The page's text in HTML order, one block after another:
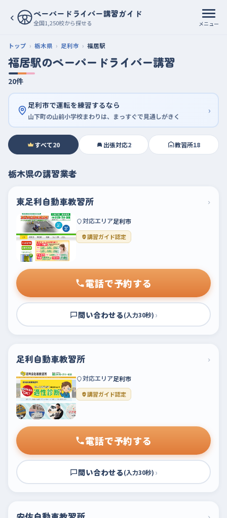
‹ ペーパードライバー講習ガイド
全国1,250校から探せる メニュー
トップ 栃木県 足利市 福居駅
福居駅のペーパードライバー講習
20件
足利市で運転を練習するなら
山下町の山前小学校まわりは、まっすぐで見通しがきく ›
すべて20 出張対応2 教習所18
栃木県の講習業者
東足利自動車教習所 ›
対応エリア足利市
講習ガイド認定
電話で予約する
問い合わせる(入力30秒) ›
足利自動車教習所 ›
対応エリア足利市
講習ガイド認定
電話で予約する
問い合わせる(入力30秒) ›